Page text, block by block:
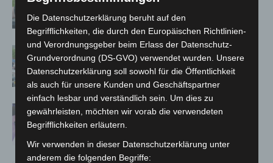
Promille aus dem Verkehr gezogen
Blaulichtmeile Langenhagen 2026:
Polizei, Feuerwehr und Rettung
hautnah erleben
Polizei Langenhagen testet Aufnahme
von Anzeigen per Videochat
Die Datenschutzerklärung beruht auf den
Begrifflichkeiten, die durch den Europäischen Richtlinien-
und Verordnungsgeber beim Erlass der Datenschutz-
Grundverordnung (DS-GVO) verwendet wurden. Unsere
Datenschutzerklärung soll sowohl für die Öffentlichkeit
als auch für unsere Kunden und Geschäftspartner
einfach lesbar und verständlich sein. Um dies zu
gewährleisten, möchten wir vorab die verwendeten
Begrifflichkeiten erläutern.
Wir verwenden in dieser Datenschutzerklärung unter
anderem die folgenden Begriffe: